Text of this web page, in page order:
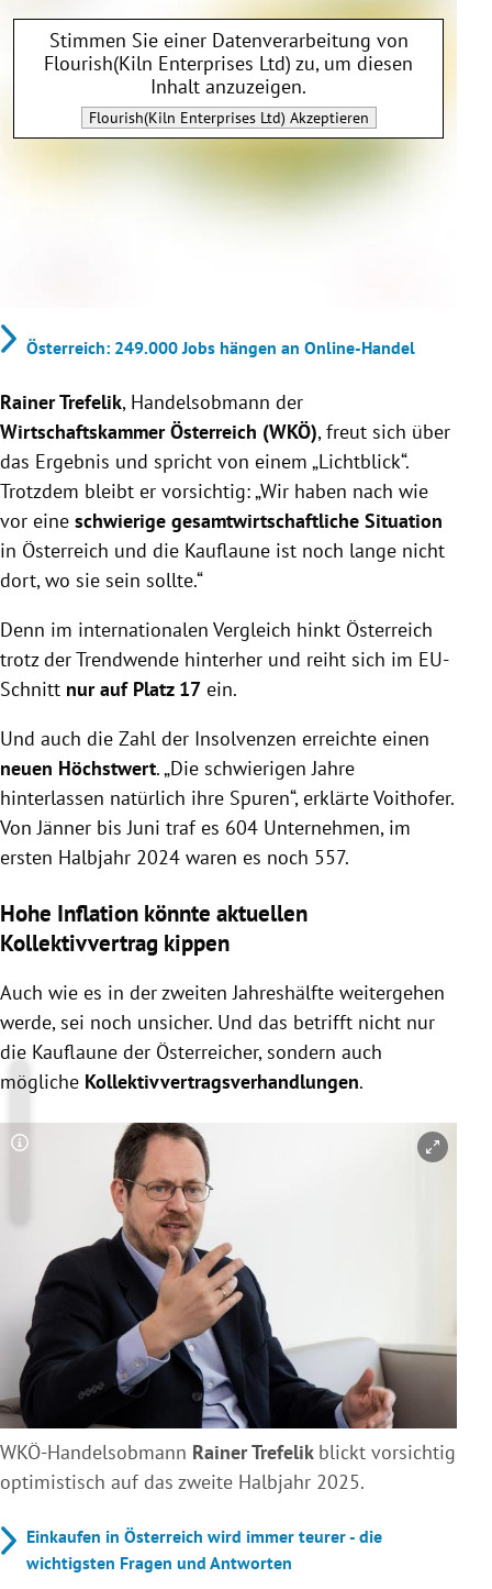
Stimmen Sie einer Datenverarbeitung von
Flourish(Kiln Enterprises Ltd) zu, um diesen
Inhalt anzuzeigen.
Flourish(Kiln Enterprises Ltd) Akzeptieren
Österreich: 249.000 Jobs hängen an Online-Handel
Rainer Trefelik, Handelsobmann der
Wirtschaftskammer Österreich (WKÖ), freut sich über
das Ergebnis und spricht von einem „Lichtblick“.
Trotzdem bleibt er vorsichtig: „Wir haben nach wie
vor eine schwierige gesamtwirtschaftliche Situation
in Österreich und die Kauflaune ist noch lange nicht
dort, wo sie sein sollte.“
Denn im internationalen Vergleich hinkt Österreich
trotz der Trendwende hinterher und reiht sich im EU-
Schnitt nur auf Platz 17 ein.
Und auch die Zahl der Insolvenzen erreichte einen
neuen Höchstwert. „Die schwierigen Jahre
hinterlassen natürlich ihre Spuren“, erklärte Voithofer.
Von Jänner bis Juni traf es 604 Unternehmen, im
ersten Halbjahr 2024 waren es noch 557.
Hohe Inflation könnte aktuellen
Kollektivvertrag kippen
Auch wie es in der zweiten Jahreshälfte weitergehen
werde, sei noch unsicher. Und das betrifft nicht nur
die Kauflaune der Österreicher, sondern auch
mögliche Kollektivvertragsverhandlungen.
Copyright-Hinweis öffnen/schließen
WKÖ-Handelsobmann Rainer Trefelik blickt vorsichtig
optimistisch auf das zweite Halbjahr 2025.
Einkaufen in Österreich wird immer teurer - die
wichtigsten Fragen und Antworten